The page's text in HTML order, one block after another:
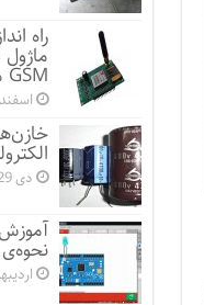
راه
GSM مشابه
اسفند 4,
دی 29, 1396